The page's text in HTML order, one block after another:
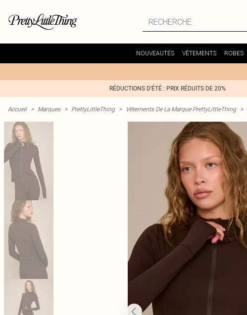
NOUVEAUTÉS VÊTEMENTS ROBES
RÉDUCTIONS D'ÉTÉ : PRIX RÉDUITS DE 20%
Accueil > Marques > PrettyLittleThing > Vêtements De La Marque PrettyLittleThing >